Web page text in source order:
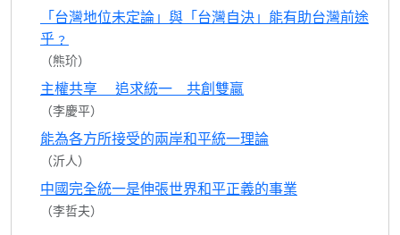
「台灣地位未定論」與「台灣自決」能有助台灣前途
乎﹖
（熊玠）
主權共享 追求統一 共創雙贏
（李慶平）
能為各方所接受的兩岸和平統一理論
（沂人）
中國完全統一是伸張世界和平正義的事業
（李哲夫）